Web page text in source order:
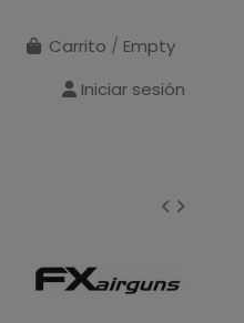
Carrito / Empty
Iniciar sesión